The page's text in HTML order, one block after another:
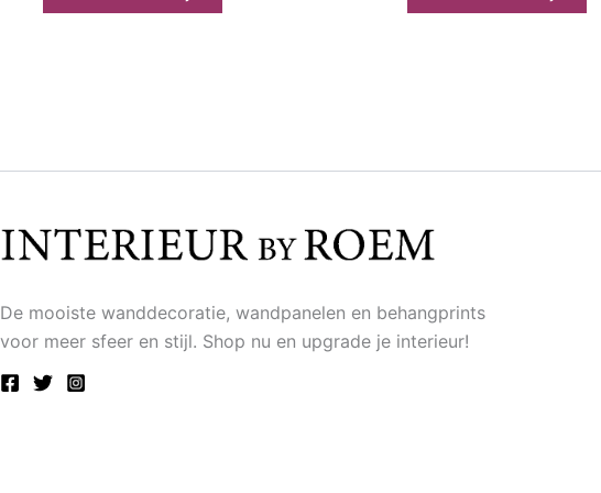
De mooiste wanddecoratie, wandpanelen en behangprints
voor meer sfeer en stijl. Shop nu en upgrade je interieur!